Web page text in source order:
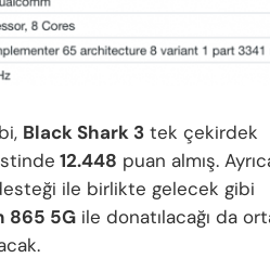
Black Shark 3 tek çekirdek
12.448 puan almış.
ile birlikte gelecek gibi
865 5G ile donatılacağı da